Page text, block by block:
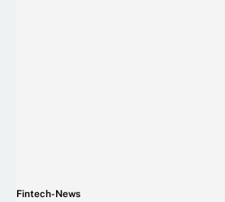
Fintech-News